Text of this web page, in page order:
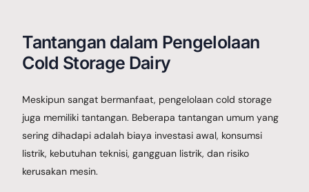
Tantangan dalam Pengelolaan
Cold Storage Dairy
Meskipun sangat bermanfaat, pengelolaan cold storage
juga memiliki tantangan. Beberapa tantangan umum yang
sering dihadapi adalah biaya investasi awal, konsumsi
listrik, kebutuhan teknisi, gangguan listrik, dan risiko
kerusakan mesin.